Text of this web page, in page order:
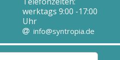
werktags 9:00 -17:00
Uhr
info@syntropia.de